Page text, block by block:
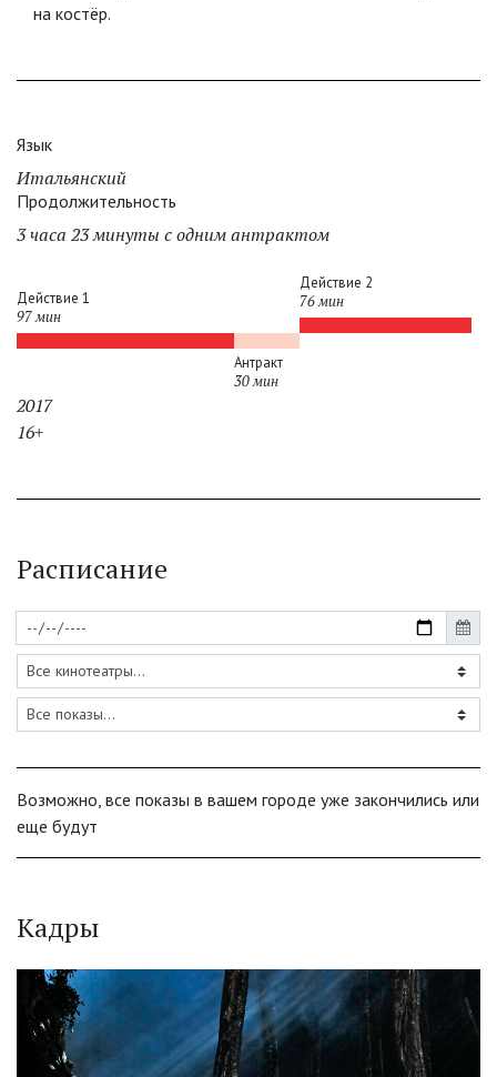
на костёр.
Язык
Итальянский
Продолжительность
3 часа 23 минуты с одним антрактом
Действие 1
97 мин
Антракт
30 мин
Действие 2
76 мин
2017
16+
Расписание
Возможно, все показы в вашем городе уже закончились или
еще будут
Кадры